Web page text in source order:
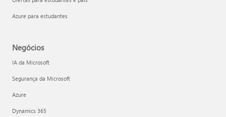
Azure para estudantes
Negócios
IA da Microsoft
Segurança da Microsoft
Azure
Dynamics 365